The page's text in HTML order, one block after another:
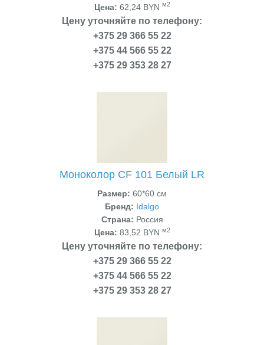
Цена: 62,24 BYN м2
Цену уточняйте по телефону:
+375 29 366 55 22
+375 44 566 55 22
+375 29 353 28 27
Моноколор CF 101 Белый LR
Размер: 60*60 см
Бренд: Idalgo
Страна: Россия
Цена: 83,52 BYN м2
Цену уточняйте по телефону:
+375 29 366 55 22
+375 44 566 55 22
+375 29 353 28 27